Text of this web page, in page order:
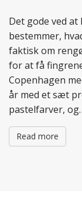
Det gode ved
bestemmer,
faktisk om
for at få
Copenhagen
år med et sæt
pastelfarver,
Read more